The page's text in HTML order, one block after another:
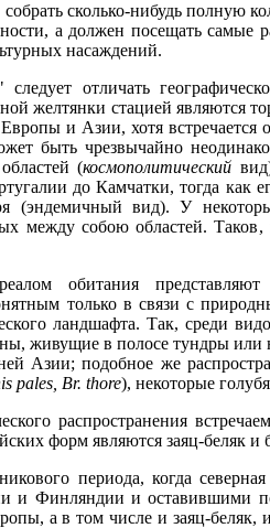
сколько-нибудь полную
а должен посещать самые
насаждений.
отличать
желтянки стацией являются
и Азии, хотя встречается
быть чрезвычайно
(космополитический
до Камчатки, тогда как
(эндемичный вид). У
между собою областей.
обитания
только в связи с
ландшафта. Так, среди
живущие в полосе тундры или
Азии; подобное же
pales, Br. thore), некоторые
распространения
форм являются заяц-беляк и
периода, когда
и Финляндии и оставившими
а в том числе и заяц-беляк,